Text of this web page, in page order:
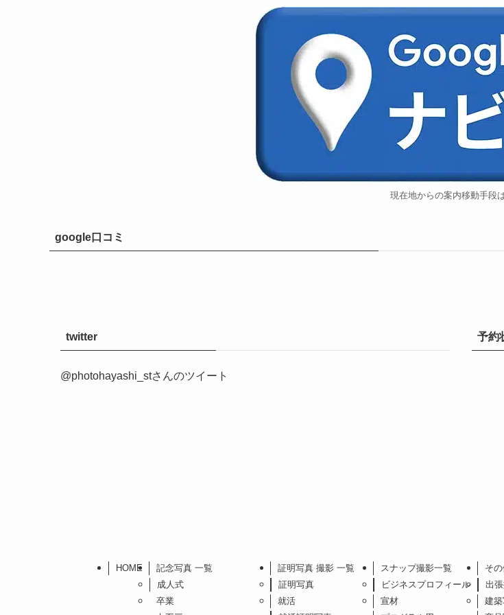
現在地からの案内移動手段
google口コミ
twitter
@photohayashi_stさんのツイート
予約
HOME
記念写真 一覧
成人式
卒業
証明写真 撮影 一覧
証明写真
就活
スナップ撮影一覧
ビジネスプロフィール
宣材
そ
出
建